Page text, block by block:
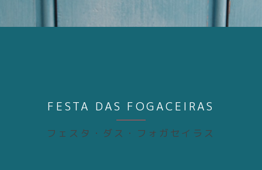
FESTA DAS FOGACEIRAS
フェスタ・ダス・フォガセイラス